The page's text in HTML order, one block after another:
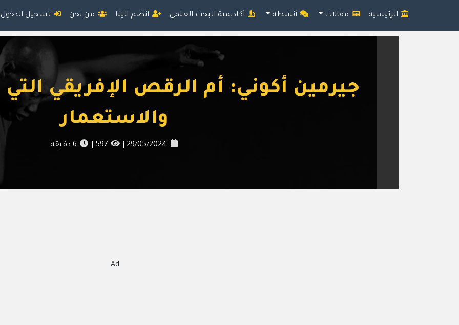
الرئيسية مقالات أنشطة أكاديمية البحث العلمي انضم الينا من نحن تسجيل الدخول
جيرمين أكوني: أم الرقص الإفريقي
والاستعمار
29/05/2024
6 دقيقة
Ad